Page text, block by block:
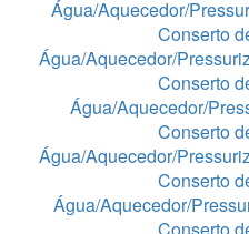
Água/Aquecedor/
Conserto
Água/Aquecedor/
Conserto
Água/Aquecedor/
Conserto
Água/Aquecedor/
Conserto
Água/Aquecedor/